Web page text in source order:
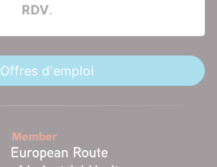
RDV.
Offres d'emploi